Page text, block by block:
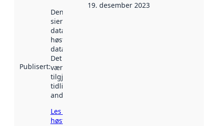
Publisert:
Denne datoen
sier når
datasettet ble
høstet av
data.norge.no.
Det kan ha
vært
tilgjengelig
tidligere
andre steder.
Les mer om
høsting her
19. desember 2023